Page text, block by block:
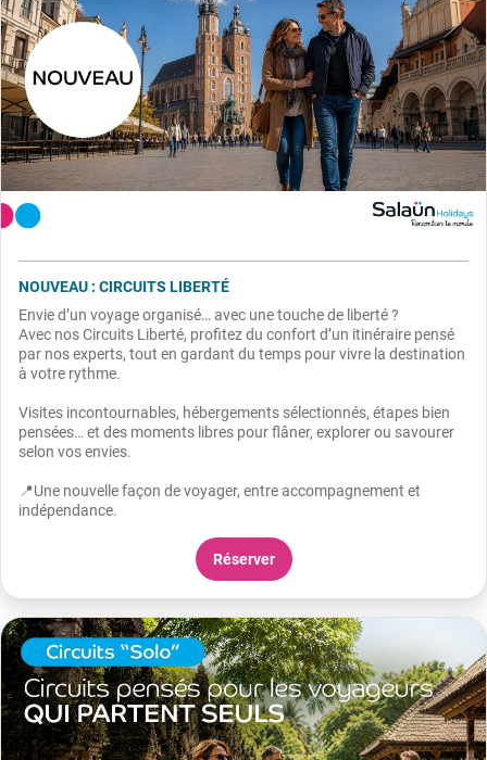
NOUVEAU : CIRCUITS LIBERTÉ
Envie d’un voyage organisé… avec une touche de liberté ?
Avec nos Circuits Liberté, profitez du confort d’un itinéraire pensé
par nos experts, tout en gardant du temps pour vivre la destination
à votre rythme.
Visites incontournables, hébergements sélectionnés, étapes bien
pensées… et des moments libres pour flâner, explorer ou savourer
selon vos envies.
📍Une nouvelle façon de voyager, entre accompagnement et
indépendance.
Réserver